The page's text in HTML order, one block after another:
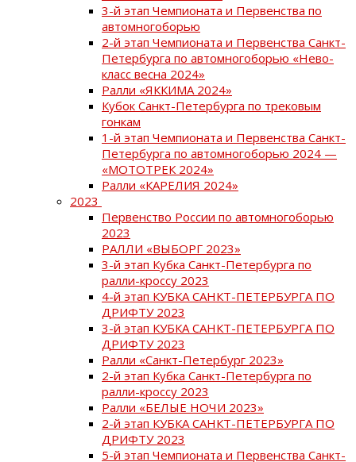
3-й этап Чемпионата и Первенства по
автомногоборью
2-й этап Чемпионата и Первенства Санкт-
Петербурга по автомногоборью «Нево-
класс весна 2024»
Ралли «ЯККИМА 2024»
Кубок Санкт-Петербурга по трековым
гонкам
1-й этап Чемпионата и Первенства Санкт-
Петербурга по автомногоборью 2024 —
«МОТОТРЕК 2024»
Ралли «КАРЕЛИЯ 2024»
2023
Первенство России по автомногоборью
2023
РАЛЛИ «ВЫБОРГ 2023»
3-й этап Кубка Санкт-Петербурга по
ралли-кроссу 2023
4-й этап КУБКА САНКТ-ПЕТЕРБУРГА ПО
ДРИФТУ 2023
3-й этап КУБКА САНКТ-ПЕТЕРБУРГА ПО
ДРИФТУ 2023
Ралли «Санкт-Петербург 2023»
2-й этап Кубка Санкт-Петербурга по
ралли-кроссу 2023
Ралли «БЕЛЫЕ НОЧИ 2023»
2-й этап КУБКА САНКТ-ПЕТЕРБУРГА ПО
ДРИФТУ 2023
5-й этап Чемпионата и Первенства Санкт-